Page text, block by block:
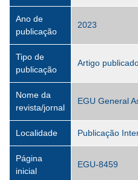
Ano de
publicação
2023
Tipo de
publicação
Artigo
Nome da
revista/jornal
EGU General
Localidade Publicação
Página
inicial
EGU-8459